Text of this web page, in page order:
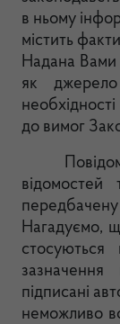
в ньому
містить
Надана Вами
як
до вимог
відомостей
Нагадуємо,
стосуються
підписані
неможливо